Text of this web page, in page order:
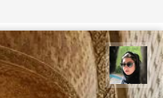
سپیده اصلان